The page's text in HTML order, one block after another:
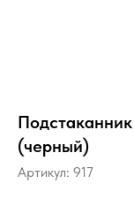
(черный)
Артикул: 917